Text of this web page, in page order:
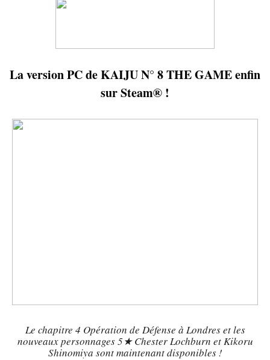
La version PC de KAIJU N° 8 THE GAME enfin
sur Steam® !
Le chapitre 4 Opération de Défense à Londres et les
nouveaux personnages 5★ Chester Lochburn et Kikoru
Shinomiya sont maintenant disponibles !